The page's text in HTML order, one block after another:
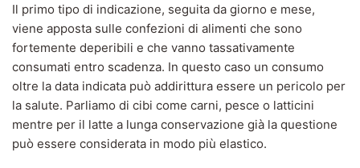
Il primo tipo di indicazione, seguita da giorno e mese,
viene apposta sulle confezioni di alimenti che sono
fortemente deperibili e che vanno tassativamente
consumati entro scadenza. In questo caso un consumo
oltre la data indicata può addirittura essere un pericolo per
la salute. Parliamo di cibi come carni, pesce o latticini
mentre per il latte a lunga conservazione già la questione
può essere considerata in modo più elastico.